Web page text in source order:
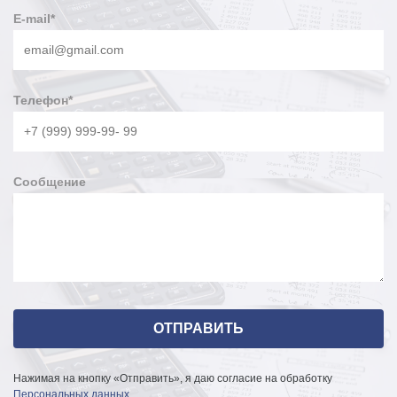
E-mail*
Телефон*
Сообщение
Нажимая на кнопку «Отправить», я даю согласие на обработку
Персональных данных